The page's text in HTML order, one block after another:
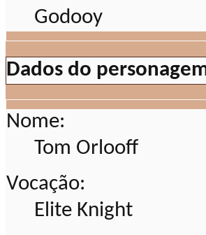
Dados do
Nome:
Tom Orlooff
Vocação:
Elite Knight